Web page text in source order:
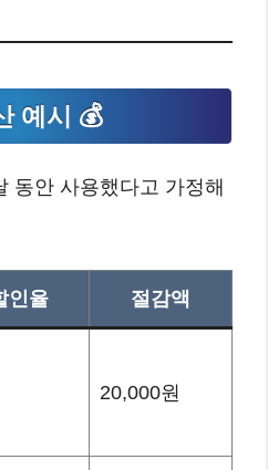
예시 💰
동안 사용했다고 가정해
인율 절감액
20,000원